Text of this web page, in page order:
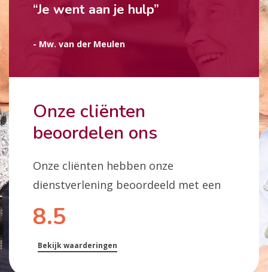
Onze cliënten
beoordelen ons
Onze cliënten hebben onze
dienstverlening beoordeeld met een
8.5
Bekijk waarderingen
“Je went aan je hulp”
- Mw. van der Meulen